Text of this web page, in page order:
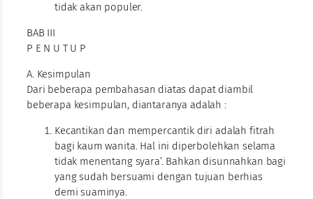
tidak akan populer.
BAB III
P E N U T U P
A. Kesimpulan
Dari beberapa pembahasan diatas dapat diambil
beberapa kesimpulan, diantaranya adalah :
Kecantikan dan mempercantik diri adalah fitrah
bagi kaum wanita. Hal ini diperbolehkan selama
tidak menentang syara’. Bahkan disunnahkan bagi
yang sudah bersuami dengan tujuan berhias
demi suaminya.